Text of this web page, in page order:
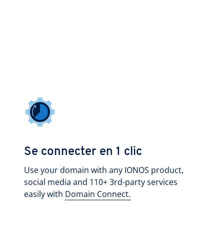
Se connecter en 1 clic
Use your domain with any IONOS product,
social media and 110+ 3rd-party services
easily with Domain Connect.